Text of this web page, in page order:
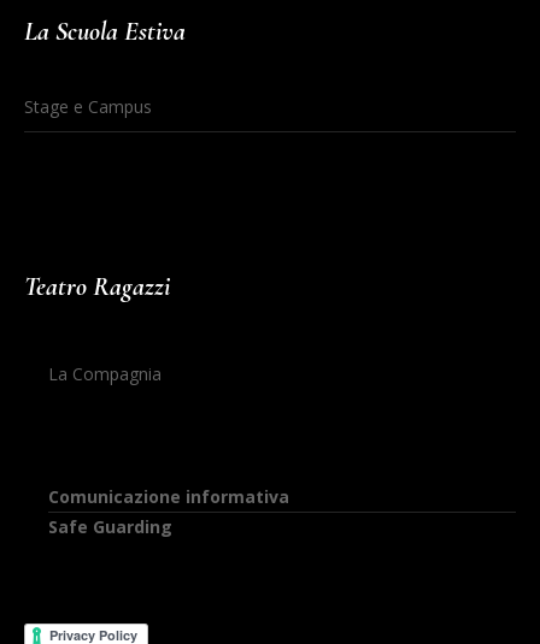
La Scuola Estiva
Stage e Campus
Teatro Ragazzi
La Compagnia
Comunicazione informativa
Safe Guarding